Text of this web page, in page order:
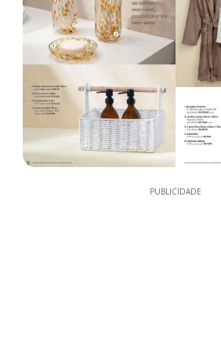
PUBLICIDADE